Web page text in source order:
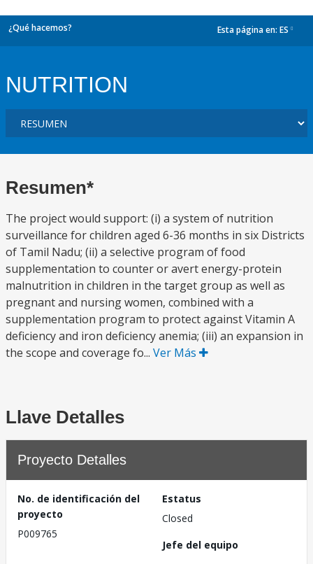
¿Qué hacemos? Esta página en: ES
NUTRITION
Resumen*
The project would support: (i) a system of nutrition
surveillance for children aged 6-36 months in six Districts
of Tamil Nadu; (ii) a selective program of food
supplementation to counter or avert energy-protein
malnutrition in children in the target group as well as
pregnant and nursing women, combined with a
supplementation program to protect against Vitamin A
deficiency and iron deficiency anemia; (iii) an expansion in
the scope and coverage fo... Ver Más
Llave Detalles
Proyecto Detalles
No. de identificación del
proyecto
P009765
Estatus
Closed
Jefe del equipo